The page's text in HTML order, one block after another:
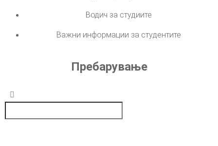
Водич за студиите
Важни информации за студентите
Пребарување